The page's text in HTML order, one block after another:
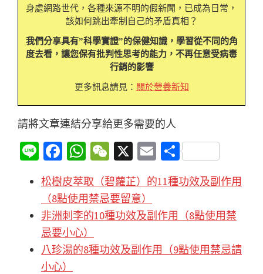
身處網路世代，各種來源不明的假新聞，已成為日常，
該如何跳出牽制自己的矛盾真相？
我們分享具有”科學實證”的保健知識，學習從不同的角
度去看，讓您保有批判性思考的能力，不再任意受病毒
行銷的影響
更多訊息請見： 關於營養新知
請將文章連結分享給更多需要的人
Li
n
e
Fa
ce
b
o
o
k
W
at
sA
p
p
W
e
C
h
at
X
E
m
ai
l
分
享
松樹皮萃取（碧蘿芷）的11種功效及副作用
（8點使用禁忌要留意）
非洲刺李的10種功效及副作用（8點使用禁
忌要小心）
八珍湯的8種功效及副作用（9點使用禁忌請
小心）